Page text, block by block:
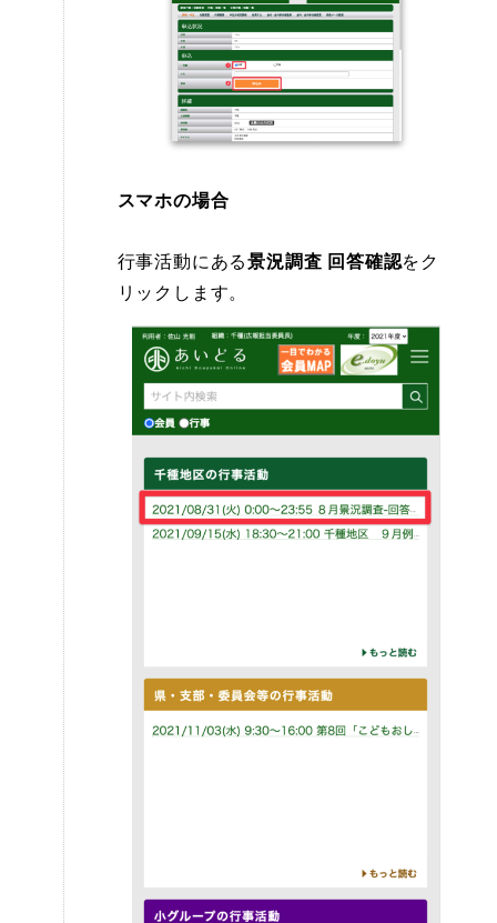
スマホの場合
行事活動にある景況調査 回答確認をク
リックします。